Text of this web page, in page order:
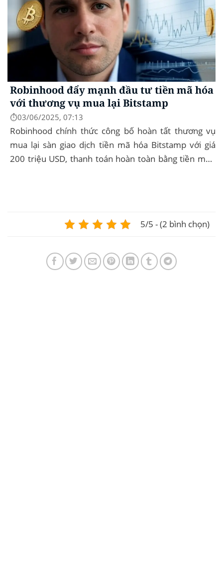
Robinhood đẩy mạnh đầu tư tiền mã hóa
với thương vụ mua lại Bitstamp
⏱️03/06/2025, 07:13
Robinhood chính thức công bố hoàn tất thương vụ
mua lại sàn giao dịch tiền mã hóa Bitstamp với giá
200 triệu USD, thanh toán hoàn toàn bằng tiền mặt.
5/5 - (2 bình chọn)